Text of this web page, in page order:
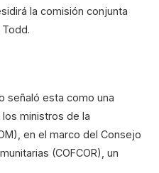
la comisión conjunta
señaló esta como una
ministros de la
en el marco del Consejo
(COFCOR), un